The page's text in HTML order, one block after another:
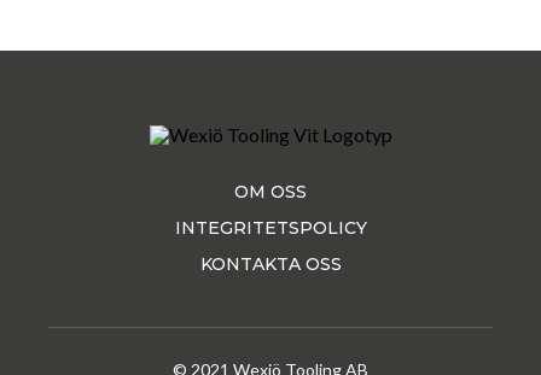
OM OSS
INTEGRITETSPOLICY
KONTAKTA OSS
© 2021 Wexiö Tooling AB